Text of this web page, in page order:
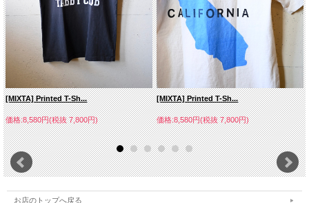
[MIXTA] Printed T-Sh...
価格:8,580円(税抜 7,800円)
[MIXTA] Printed T-Sh...
価格:8,580円(税抜 7,800円)
お店のトップへ戻る